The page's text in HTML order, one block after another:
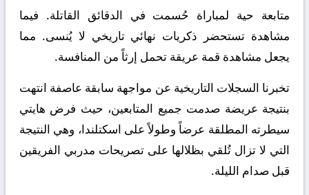
متابعة حية لمباراة حُسمت في الدقائق القاتلة. فيما
مشاهدة تستحضر ذكريات نهائي تاريخي لا يُنسى. مما
يجعل مشاهدة قمة عريقة تحمل إرثاً من المنافسة.
تخبرنا السجلات التاريخية عن مواجهة سابقة عاصفة انتهت
بنتيجة عريضة صدمت جميع المتابعين، حيث فرض هايتي
سيطرته المطلقة عرضاً وطولاً على اسكتلندا، وهي النتيجة
التي لا تزال تُلقي بظلالها على تصريحات مدربي الفريقين
قبل صدام الليلة.